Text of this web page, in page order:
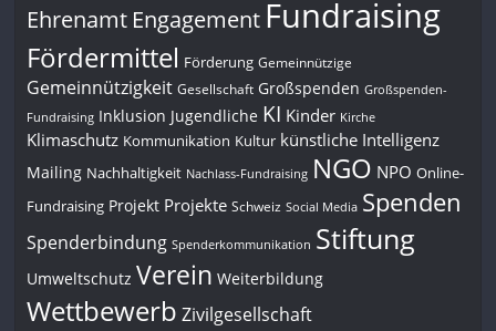
Ehrenamt Engagement Fundraising
Fördermittel Förderung Gemeinnützige
Gemeinnützigkeit Gesellschaft Großspenden Großspenden-
Fundraising Inklusion Jugendliche KI Kinder Kirche
Klimaschutz Kommunikation Kultur künstliche Intelligenz
Mailing Nachhaltigkeit Nachlass-Fundraising NGO NPO Online-
Fundraising Projekt Projekte Schweiz Social Media Spenden
Spenderbindung Spenderkommunikation Stiftung
Umweltschutz Verein Weiterbildung
Wettbewerb Zivilgesellschaft